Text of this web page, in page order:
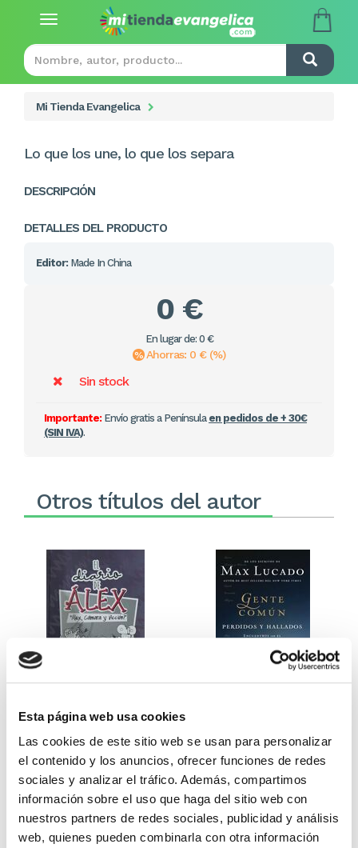
Esta página web usa cookies
Las cookies de este sitio web se usan para personalizar
el contenido y los anuncios, ofrecer funciones de redes
sociales y analizar el tráfico. Además, compartimos
información sobre el uso que haga del sitio web con
nuestros partners de redes sociales, publicidad y análisis
web, quienes pueden combinarla con otra información
Toggle
Mi Tienda Evangelica
Lo que los une, lo que los separa
DESCRIPCIÓN
DETALLES DEL PRODUCTO
Editor: Made In China
0 €
En lugar de: 0 €
Ahorras: 0 € (%)
Sin stock
Importante:Envío gratis a Península en pedidos de + 30€
(SIN IVA).
Otros títulos del autor
El diario de Álex 3: ¡Álex,
cámara y acción!
Miguel Ángel Gómez & Pedro
Garrido
9,99€ 0,50€ (5%)
9,49€
Stock:-
Max Lucado
16,00€ 0,80€ (5%)
15,20€
Stock:-